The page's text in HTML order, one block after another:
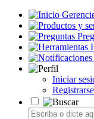
Iniciar
Registrarse